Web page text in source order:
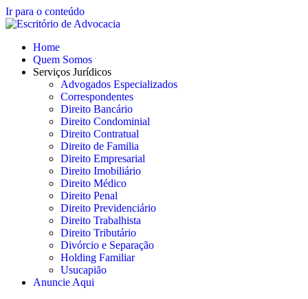
Ir para o conteúdo
Home
Quem Somos
Serviços Jurídicos
Advogados Especializados
Correspondentes
Direito Bancário
Direito Condominial
Direito Contratual
Direito de Familia
Direito Empresarial
Direito Imobiliário
Direito Médico
Direito Penal
Direito Previdenciário
Direito Trabalhista
Direito Tributário
Divórcio e Separação
Holding Familiar
Usucapião
Anuncie Aqui